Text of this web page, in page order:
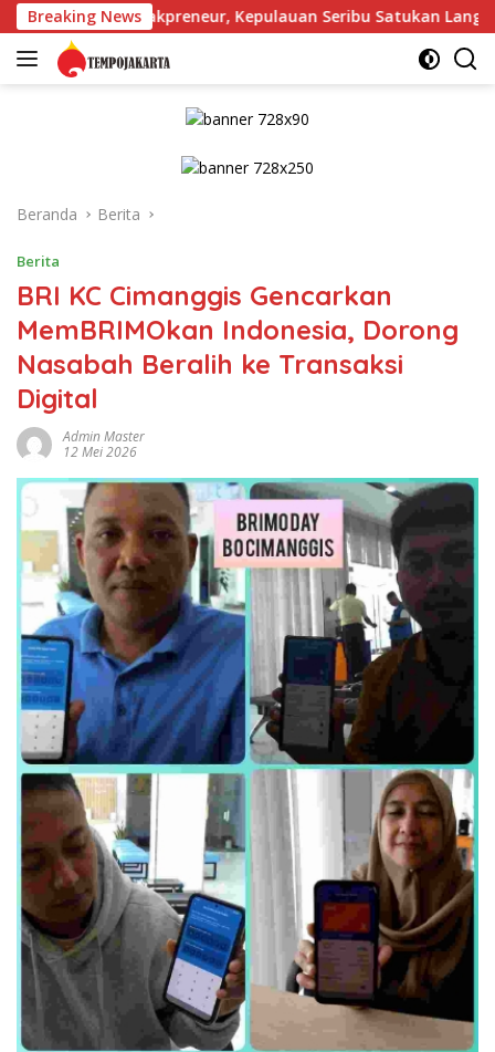
Langsung
ke
konten
Breaking NewsKepulauan Seribu Satukan Langkah untuk Dorong
Beranda Berita
Berita
BRI KC Cimanggis Gencarkan
MemBRIMOkan Indonesia, Dorong
Nasabah Beralih ke Transaksi
Digital
Admin Master
12 Mei 2026